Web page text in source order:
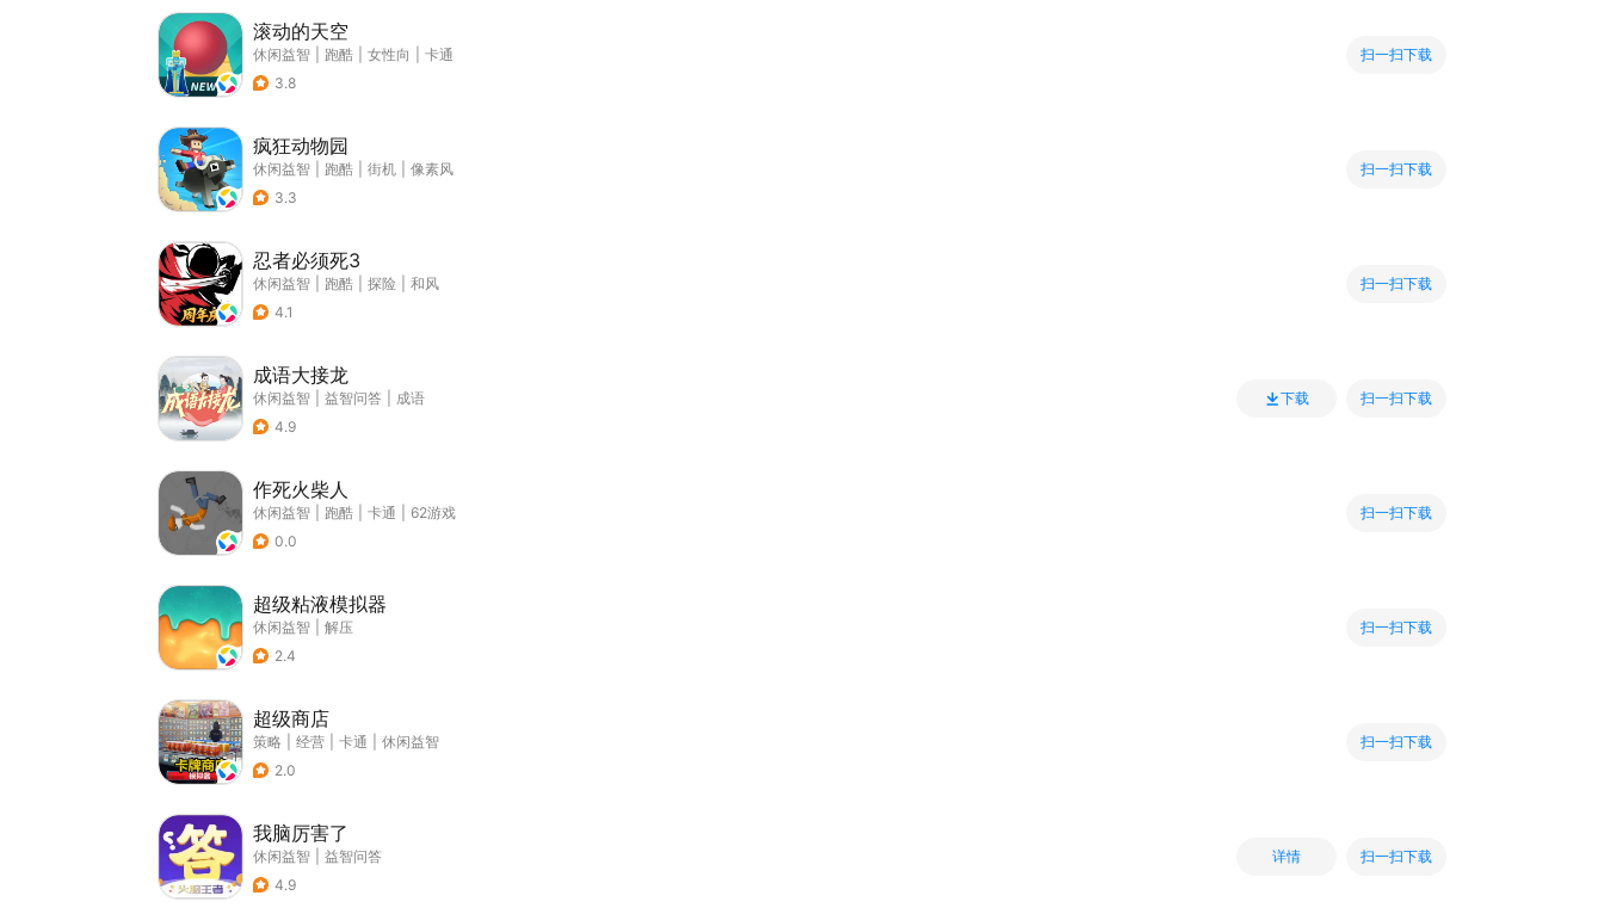
滚动的天空
休闲益智 跑酷 女性向
卡通
3.8
扫一扫下载
疯狂动物园
休闲益智 跑酷 街机
像素风
3.3
扫一扫下载
忍者必须死3
休闲益智 跑酷 探险
和风
4.1
扫一扫下载
成语大接龙
休闲益智 益智问答
成语
4.9
下载 扫一扫下载
作死火柴人
休闲益智 跑酷 卡通
62游戏
0.0
扫一扫下载
超级粘液模拟器
休闲益智
解压
2.4
扫一扫下载
超级商店
策略 经营 卡通
休闲益智
2.0
扫一扫下载
我脑厉害了
休闲益智
益智问答
4.9
详情 扫一扫下载